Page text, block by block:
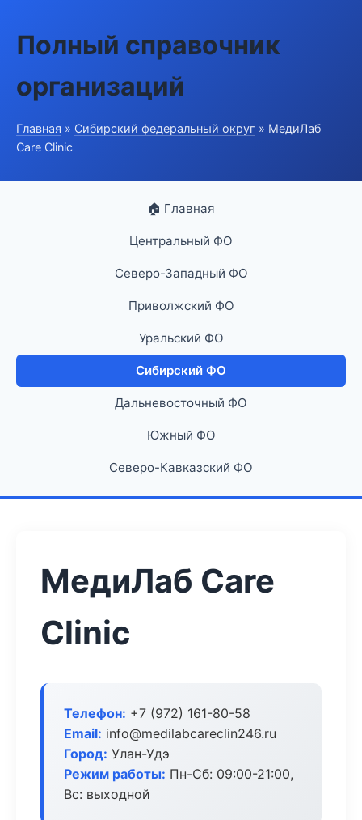
Полный справочник
организаций
Главная » Сибирский федеральный округ » МедиЛаб
Care Clinic
🏠 Главная
Центральный ФО
Северо-Западный ФО
Приволжский ФО
Уральский ФО
Сибирский ФО
Дальневосточный ФО
Южный ФО
Северо-Кавказский ФО
МедиЛаб Care
Clinic
Телефон: +7 (972) 161-80-58
Email: info@medilabcareclin246.ru
Город: Улан-Удэ
Режим работы: Пн-Сб: 09:00-21:00,
Вс: выходной